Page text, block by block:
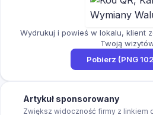
Wydrukuj i powieś w lokalu, klient
Twoją
Pobierz (PNG
Artykuł sponsorowany
Zwiększ widoczność firmy z linkiem